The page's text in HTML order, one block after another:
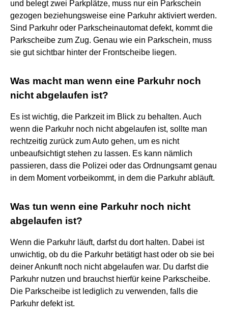
und belegt zwei Parkplätze, muss nur ein Parkschein
gezogen beziehungsweise eine Parkuhr aktiviert werden.
Sind Parkuhr oder Parkscheinautomat defekt, kommt die
Parkscheibe zum Zug. Genau wie ein Parkschein, muss
sie gut sichtbar hinter der Frontscheibe liegen.
Was macht man wenn eine Parkuhr noch
nicht abgelaufen ist?
Es ist wichtig, die Parkzeit im Blick zu behalten. Auch
wenn die Parkuhr noch nicht abgelaufen ist, sollte man
rechtzeitig zurück zum Auto gehen, um es nicht
unbeaufsichtigt stehen zu lassen. Es kann nämlich
passieren, dass die Polizei oder das Ordnungsamt genau
in dem Moment vorbeikommt, in dem die Parkuhr abläuft.
Was tun wenn eine Parkuhr noch nicht
abgelaufen ist?
Wenn die Parkuhr läuft, darfst du dort halten. Dabei ist
unwichtig, ob du die Parkuhr betätigt hast oder ob sie bei
deiner Ankunft noch nicht abgelaufen war. Du darfst die
Parkuhr nutzen und brauchst hierfür keine Parkscheibe.
Die Parkscheibe ist lediglich zu verwenden, falls die
Parkuhr defekt ist.